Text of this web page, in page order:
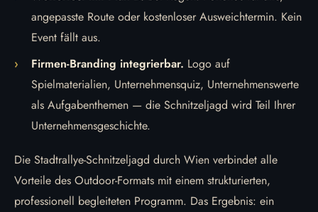
angepasste Route oder kostenloser Ausweichtermin. Kein
Event fällt aus.
Firmen-Branding integrierbar. Logo auf
Spielmaterialien, Unternehmensquiz, Unternehmenswerte
als Aufgabenthemen — die Schnitzeljagd wird Teil Ihrer
Unternehmensgeschichte.
Die Stadtrallye-Schnitzeljagd durch Wien verbindet alle
Vorteile des Outdoor-Formats mit einem strukturierten,
professionell begleiteten Programm. Das Ergebnis: ein